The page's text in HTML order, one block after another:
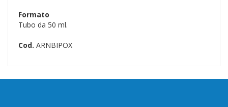
Formato
Tubo da 50 ml.
Cod. ARNBIPOX